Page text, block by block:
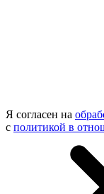
Я согласен на
с политикой в